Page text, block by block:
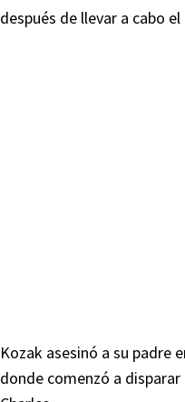
después de llevar a cabo
Kozak asesinó a su padre
donde comenzó a